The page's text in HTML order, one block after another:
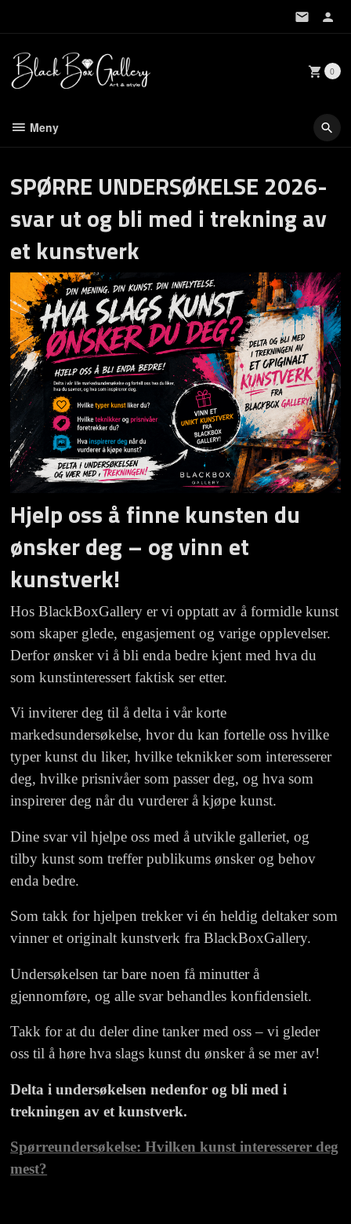
0
Meny
SPØRRE UNDERSØKELSE 2026-
svar ut og bli med i trekning av
et kunstverk
Hjelp oss å finne kunsten du
ønsker deg – og vinn et
kunstverk!
Hos BlackBoxGallery er vi opptatt av å formidle kunst
som skaper glede, engasjement og varige opplevelser.
Derfor ønsker vi å bli enda bedre kjent med hva du
som kunstinteressert faktisk ser etter.
Vi inviterer deg til å delta i vår korte
markedsundersøkelse, hvor du kan fortelle oss hvilke
typer kunst du liker, hvilke teknikker som interesserer
deg, hvilke prisnivåer som passer deg, og hva som
inspirerer deg når du vurderer å kjøpe kunst.
Dine svar vil hjelpe oss med å utvikle galleriet, og
tilby kunst som treffer publikums ønsker og behov
enda bedre.
Som takk for hjelpen trekker vi én heldig deltaker som
vinner et originalt kunstverk fra BlackBoxGallery.
Undersøkelsen tar bare noen få minutter å
gjennomføre, og alle svar behandles konfidensielt.
Takk for at du deler dine tanker med oss – vi gleder
oss til å høre hva slags kunst du ønsker å se mer av!
Delta i undersøkelsen nedenfor og bli med i
trekningen av et kunstverk.
Spørreundersøkelse: Hvilken kunst interesserer deg
mest?